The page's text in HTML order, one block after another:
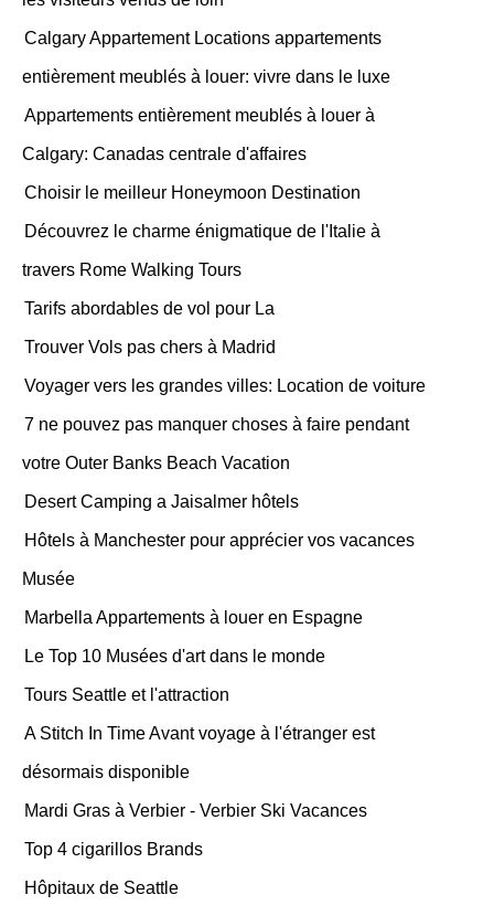
Calgary Appartement Locations appartements
entièrement meublés à louer: vivre dans le luxe
Appartements entièrement meublés à louer à
Calgary: Canadas centrale d'affaires
Choisir le meilleur Honeymoon Destination
Découvrez le charme énigmatique de l'Italie à
travers Rome Walking Tours
Tarifs abordables de vol pour La
Trouver Vols pas chers à Madrid
Voyager vers les grandes villes: Location de voiture
7 ne pouvez pas manquer choses à faire pendant
votre Outer Banks Beach Vacation
Desert Camping a Jaisalmer hôtels
Hôtels à Manchester pour apprécier vos vacances
Musée
Marbella Appartements à louer en Espagne
Le Top 10 Musées d'art dans le monde
Tours Seattle et l'attraction
A Stitch In Time Avant voyage à l'étranger est
désormais disponible
Mardi Gras à Verbier - Verbier Ski Vacances
Top 4 cigarillos Brands
Hôpitaux de Seattle